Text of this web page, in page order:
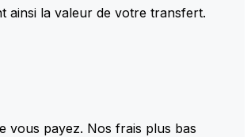
ainsi la valeur de votre transfert.
vous payez. Nos frais plus bas